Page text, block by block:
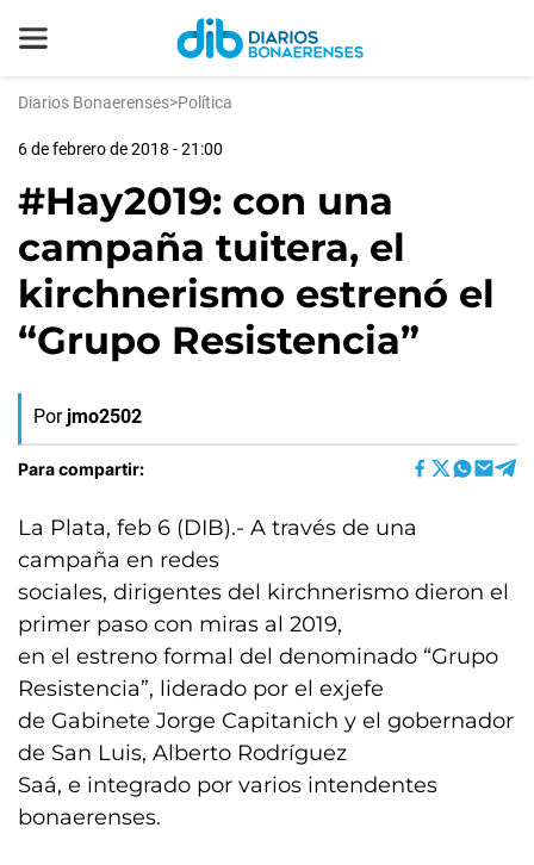
Diarios Bonaerenses>Política
6 de febrero de 2018 - 21:00
#Hay2019: con una
campaña tuitera, el
kirchnerismo estrenó el
“Grupo Resistencia”
Por jmo2502
Para compartir:
La Plata, feb 6 (DIB).- A través de una
campaña en redes
sociales, dirigentes del kirchnerismo dieron el
primer paso con miras al 2019,
en el estreno formal del denominado “Grupo
Resistencia”, liderado por el exjefe
de Gabinete Jorge Capitanich y el gobernador
de San Luis, Alberto Rodríguez
Saá, e integrado por varios intendentes
bonaerenses.